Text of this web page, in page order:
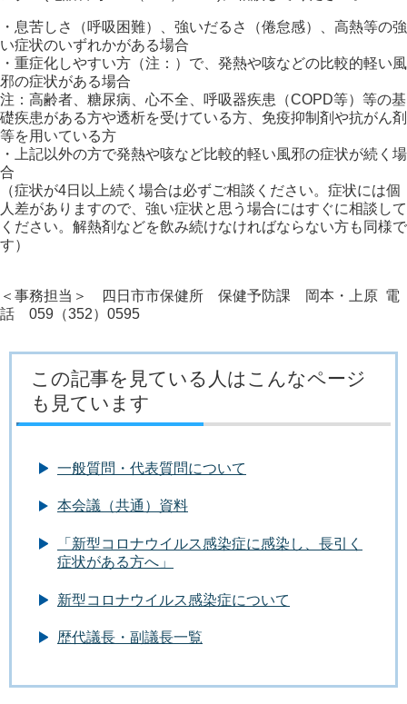
・息苦しさ（呼吸困難）、強いだるさ（倦怠感）、高熱等の強
い症状のいずれかがある場合
・重症化しやすい方（注：）で、発熱や咳などの比較的軽い風
邪の症状がある場合
注：高齢者、糖尿病、心不全、呼吸器疾患（COPD等）等の基
礎疾患がある方や透析を受けている方、免疫抑制剤や抗がん剤
等を用いている方
・上記以外の方で発熱や咳など比較的軽い風邪の症状が続く場
合
（症状が4日以上続く場合は必ずご相談ください。症状には個
人差がありますので、強い症状と思う場合にはすぐに相談して
ください。解熱剤などを飲み続けなければならない方も同様で
す）
＜事務担当＞ 四日市市保健所 保健予防課 岡本・上原 電
話 059（352）0595
この記事を見ている人はこんなページ
も見ています
一般質問・代表質問について
本会議（共通）資料
「新型コロナウイルス感染症に感染し、長引く
症状がある方へ」
新型コロナウイルス感染症について
歴代議長・副議長一覧